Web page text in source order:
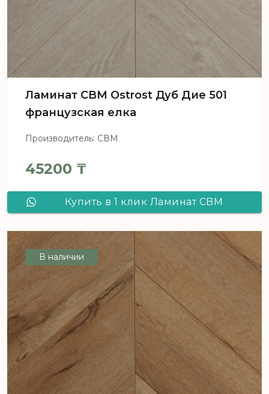
Ламинат CBM Ostrost Дуб Дие 501
французская елка
Производитель: СВМ
45200 ₸
Купить в 1 клик Ламинат CBM
елка
В наличии